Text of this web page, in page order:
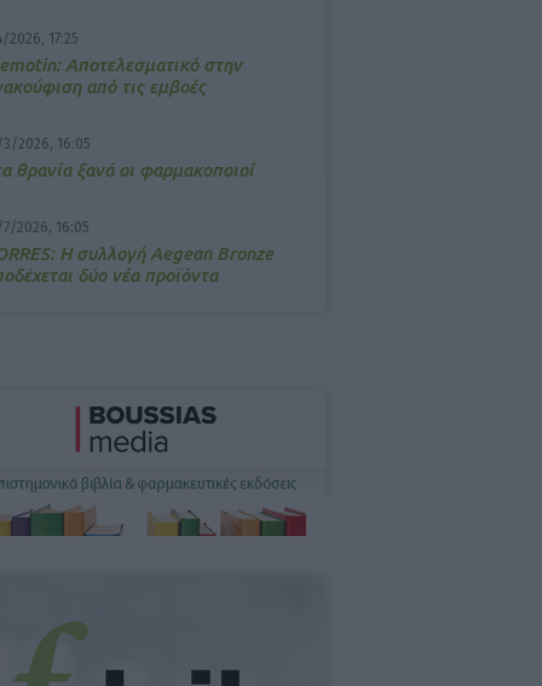
2026, 17:25
Αποτελεσματικό στην
από τις εμβοές
3/2026, 16:05
θρανία ξανά οι φαρμακοποιοί
7/2026, 16:05
Η συλλογή Aegean Bronze
δύο νέα προϊόντα